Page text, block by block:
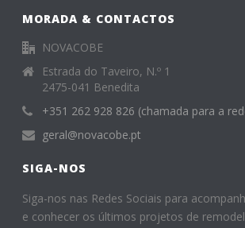
MORADA & CONTACTOS
NOVACOBE
Estrada do Taveiro, N.º 1
2475-041 Benedita
+351 262 928 826 (chamada para a
geral@novacobe.pt
SIGA-NOS
Siga-nos nas Redes Sociais para
e conhecer os últimos projetos de